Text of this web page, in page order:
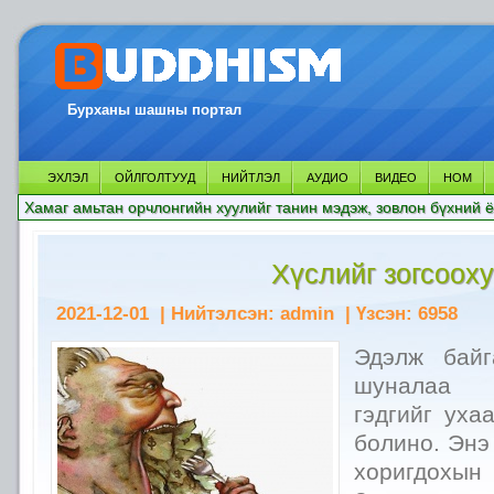
Бурханы шашны портал
ЭХЛЭЛ ОЙЛГОЛТУУД НИЙТЛЭЛ АУДИО ВИДЕО НОМ
Хамаг амьтан орчлонгийн хуулийг танин мэдэж, зовлон бүхний
Хүслийг
2021-12-01 | Нийтэлсэн: admin | Үзсэн: 6958
Эдэлж
шуналаа
гэдгийг
болино. Энэ